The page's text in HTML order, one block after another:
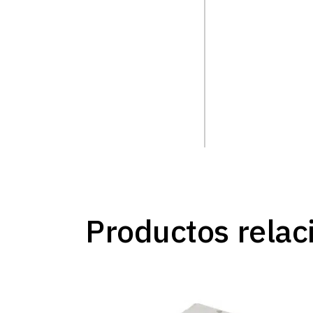
Productos